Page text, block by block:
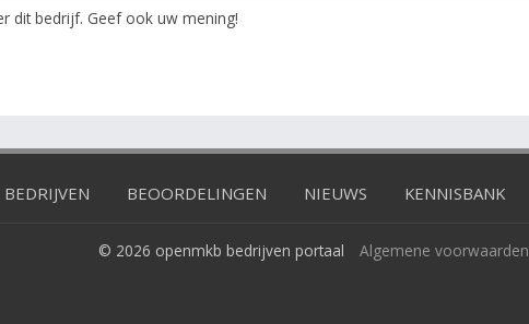
dit bedrijf. Geef ook uw mening!
BEDRIJVEN BEOORDELINGEN NIEUWS KENNISBANK
© 2026 openmkb bedrijven portaal Algemene voorwaarden